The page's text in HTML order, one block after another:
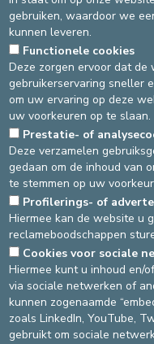
Opleiding
(omschrijven))
Jaar/Opleidingsblok
Lopende specialisatie
Gegevens met
Begindatum van de
Einddatum van de
Gewenste dienst
Mijn motivaties en
Commentaar (niet
(1) Deze gegevens worden
van uw stageaanvraag
asbl Cliniques de
N° d’entreprise :
gebruiken, waardoor we
kunnen leveren.
Functionele cookies
Deze zorgen ervoor dat
gebruikerservaring sneller
om uw ervaring op deze
uw voorkeuren op te slaan.
Prestatie- of
Deze verzamelen
gedaan om de inhoud van
te stemmen op uw
Profilerings- of
Hiermee kan de website u
reclameboodschappen
Cookies voor sociale
Hiermee kunt u inhoud en/
via sociale netwerken of
kunnen zogenaamde
zoals LinkedIn, YouTube,
gebruikt om sociale